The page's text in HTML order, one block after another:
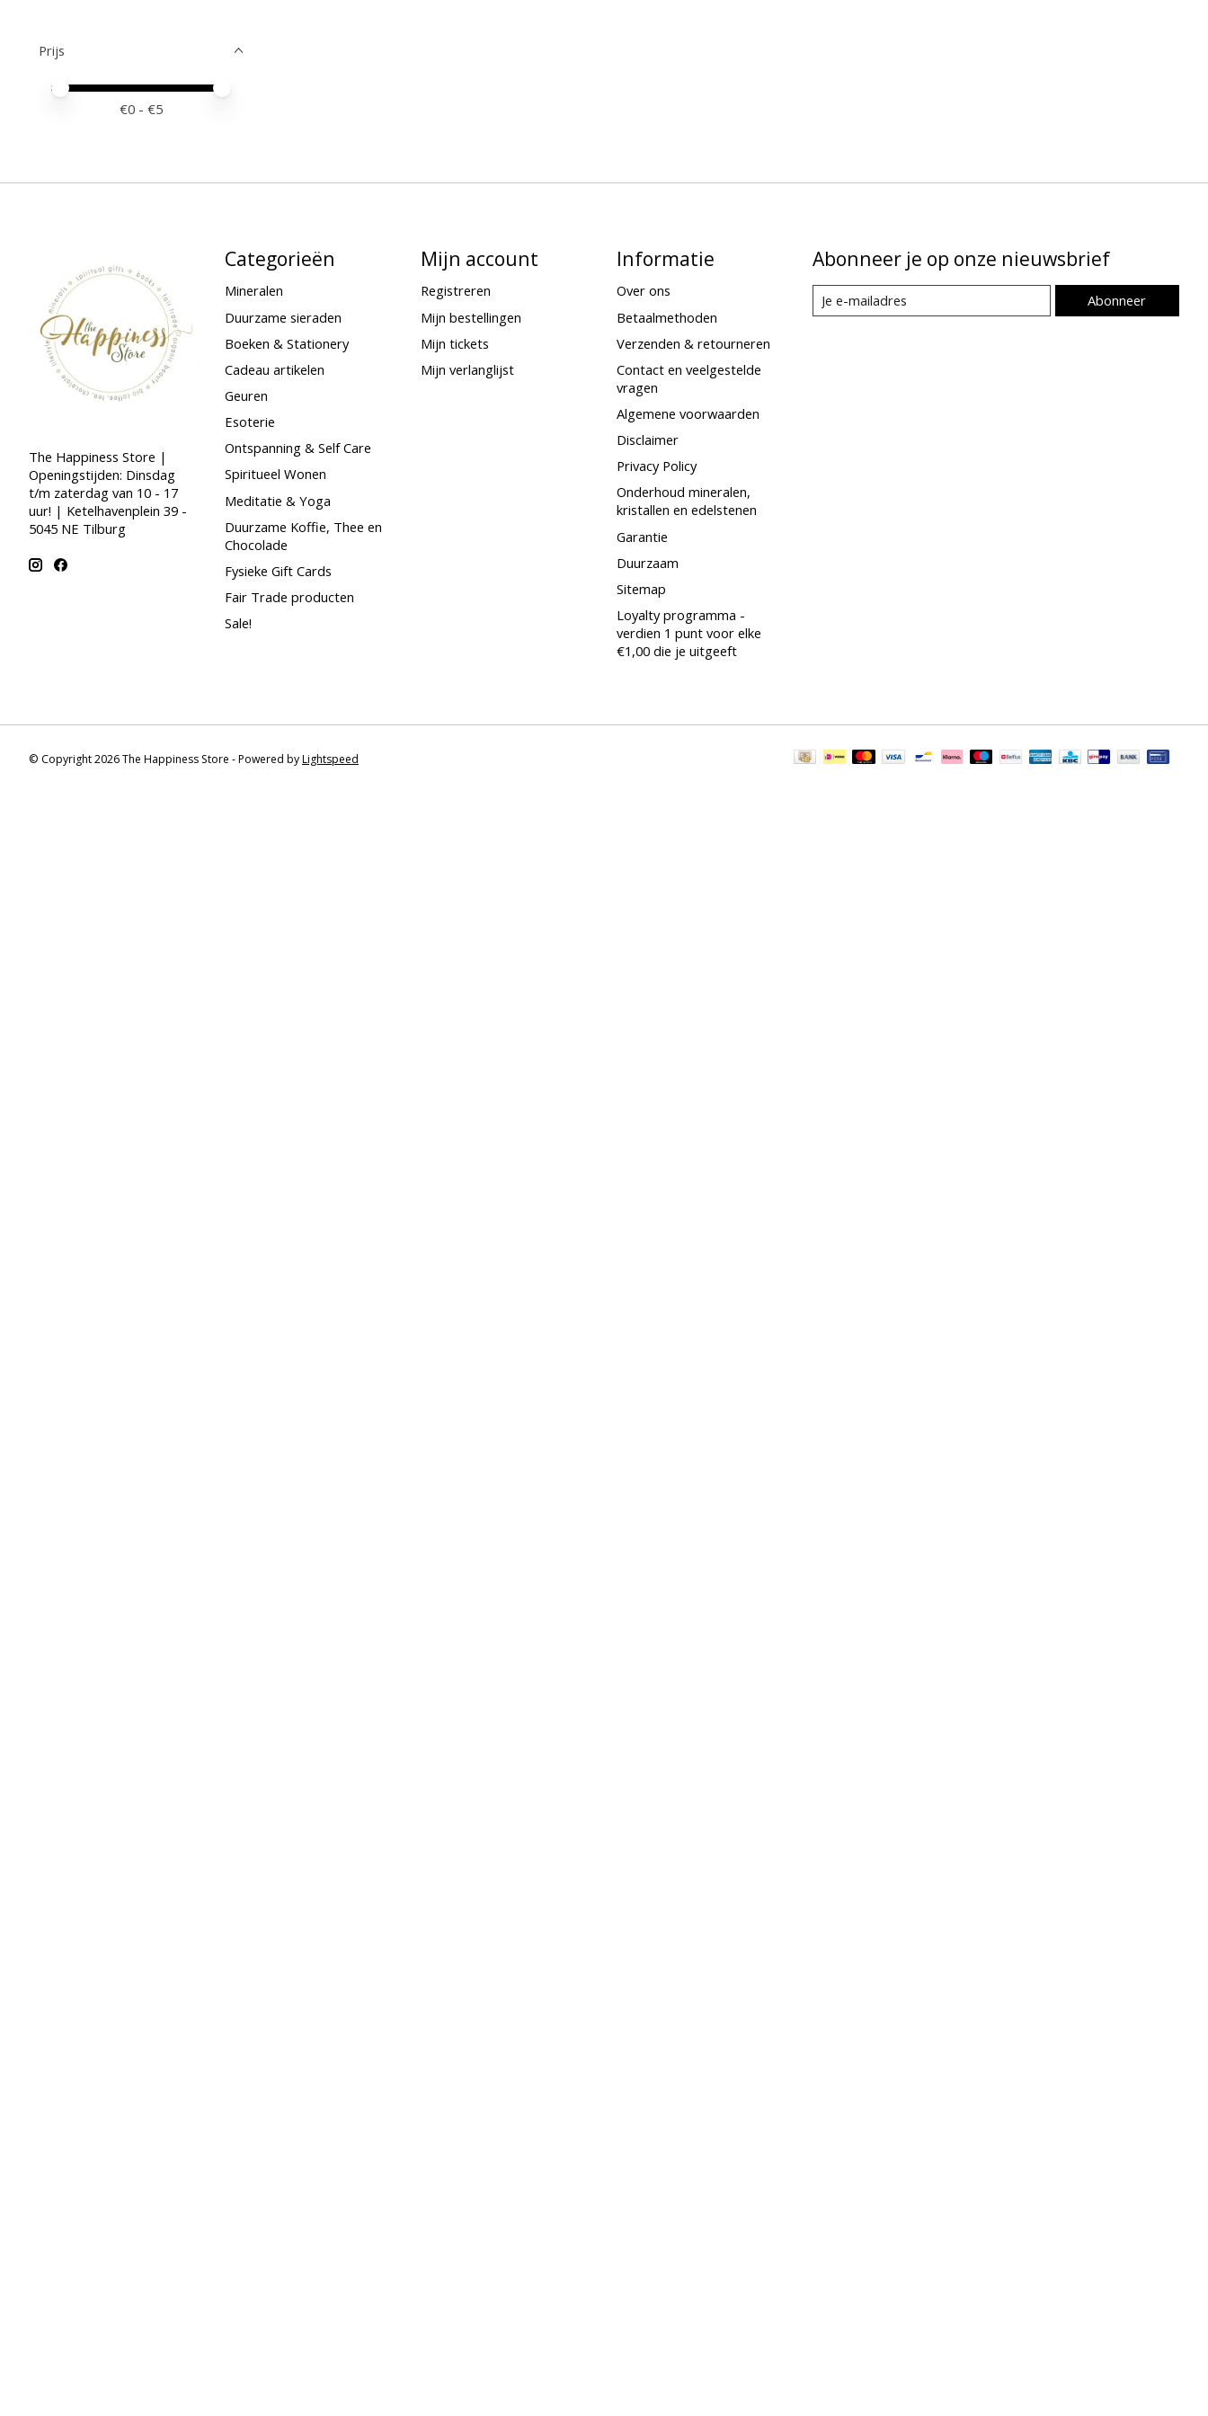
Prijs
Minimale prijswaarde
Price maximum value
€0 - €5
The Happiness Store |
Openingstijden: Dinsdag
t/m zaterdag van 10 - 17
uur! | Ketelhavenplein 39 -
5045 NE Tilburg
Categorieën
Mineralen
Duurzame sieraden
Boeken & Stationery
Cadeau artikelen
Geuren
Esoterie
Ontspanning & Self Care
Spiritueel Wonen
Meditatie & Yoga
Duurzame Koffie, Thee en
Chocolade
Fysieke Gift Cards
Fair Trade producten
Sale!
Mijn account
Registreren
Mijn bestellingen
Mijn tickets
Mijn verlanglijst
Informatie
Over ons
Betaalmethoden
Verzenden & retourneren
Contact en veelgestelde
vragen
Algemene voorwaarden
Disclaimer
Privacy Policy
Onderhoud mineralen,
kristallen en edelstenen
Garantie
Duurzaam
Sitemap
Loyalty programma -
verdien 1 punt voor elke
€1,00 die je uitgeeft
Abonneer je op onze nieuwsbrief
Abonneer
© Copyright 2026 The Happiness Store - Powered byLightspeed